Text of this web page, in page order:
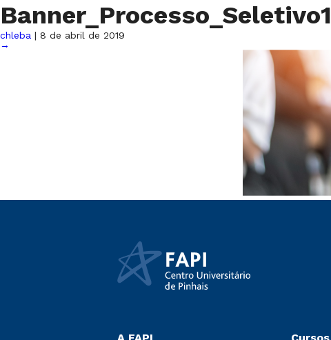
Banner_Processo_Seletivo1
chleba | 8 de abril de 2019
→